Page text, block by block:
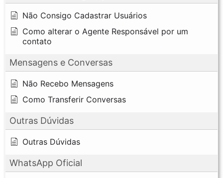
Não Consigo Cadastrar Usuários
Como alterar o Agente Responsável por um
contato
Mensagens e Conversas
Não Recebo Mensagens
Como Transferir Conversas
Outras Dúvidas
Outras Dúvidas
WhatsApp Oficial